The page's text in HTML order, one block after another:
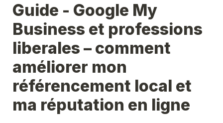
Guide - Google My
Business et professions
liberales – comment
améliorer mon
référencement local et
ma réputation en ligne